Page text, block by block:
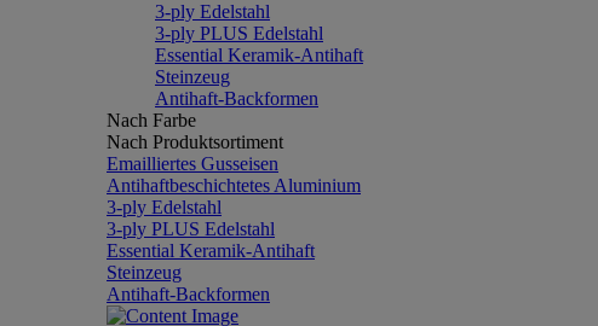
3-ply Edelstahl
3-ply PLUS Edelstahl
Essential Keramik-Antihaft
Steinzeug
Antihaft-Backformen
Nach Farbe
Nach Produktsortiment
Emailliertes Gusseisen
Antihaftbeschichtetes Aluminium
3-ply Edelstahl
3-ply PLUS Edelstahl
Essential Keramik-Antihaft
Steinzeug
Antihaft-Backformen